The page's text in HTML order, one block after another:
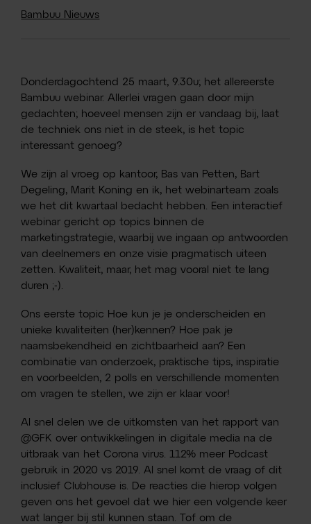
Bambuu Nieuws
Donderdagochtend 25 maart, 9.30u; het allereerste
Bambuu webinar. Allerlei vragen gaan door mijn
gedachten; hoeveel mensen zijn er vandaag bij, laat
de techniek ons niet in de steek, is het topic
interessant genoeg?
We zijn al vroeg op kantoor, Bas van Petten, Bart
Degeling, Marit Koning en ik, het webinarteam zoals
we het dit kwartaal bedacht hebben. Een interactief
webinar gericht op topics binnen de
marketingstrategie, waarbij we ingaan op antwoorden
van deelnemers en onze visie pragmatisch uiteen
zetten. Kwaliteit, maar, het mag vooral niet te lang
duren ;-).
Ons eerste topic Hoe kun je je onderscheiden en
unieke kwaliteiten (her)kennen? Hoe pak je
naamsbekendheid en zichtbaarheid aan? Een
combinatie van onderzoek, praktische tips, inspiratie
en voorbeelden, 2 polls en verschillende momenten
om vragen te stellen, we zijn er klaar voor!
Al snel delen we de uitkomsten van het rapport van
@GFK over ontwikkelingen in digitale media na de
uitbraak van het Corona virus. 112% meer Podcast
gebruik in 2020 vs 2019. Al snel komt de vraag of dit
inclusief Clubhouse is. De reacties die hierop volgen
geven ons het gevoel dat we hier een volgende keer
wat langer bij stil kunnen staan. Tof om de